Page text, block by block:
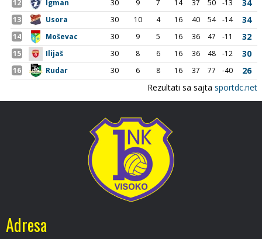
Adresa